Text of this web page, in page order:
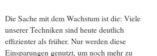
Die Sache mit dem Wachstum ist die: Viele
unserer Techniken sind heute deutlich
effizienter als früher. Nur werden diese
Einsparungen genutzt, um noch mehr zu